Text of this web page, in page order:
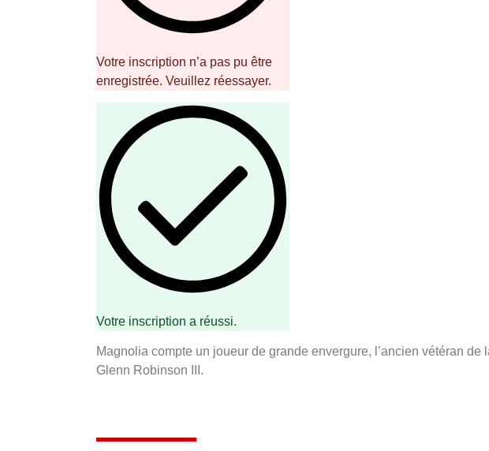
Votre inscription n’a pas pu être
enregistrée. Veuillez réessayer.
Votre inscription a réussi.
Magnolia compte un joueur de grande envergure, l’ancien vétéran
Glenn Robinson III.